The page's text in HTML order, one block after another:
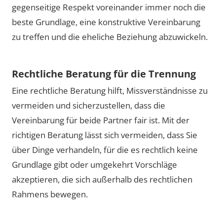
gegenseitige Respekt voreinander immer noch die
beste Grundlage, eine konstruktive Vereinbarung
zu treffen und die eheliche Beziehung abzuwickeln.
Rechtliche Beratung für die Trennung
Eine rechtliche Beratung hilft, Missverständnisse zu
vermeiden und sicherzustellen, dass die
Vereinbarung für beide Partner fair ist. Mit der
richtigen Beratung lässt sich vermeiden, dass Sie
über Dinge verhandeln, für die es rechtlich keine
Grundlage gibt oder umgekehrt Vorschläge
akzeptieren, die sich außerhalb des rechtlichen
Rahmens bewegen.